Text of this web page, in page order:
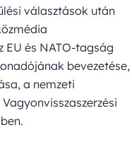
választások után
EU és NATO-tagság
bevezetése,
a nemzeti